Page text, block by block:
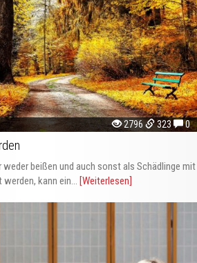
2796 323 0
beißen und auch sonst als Schädlinge mit
kann ein...
[Weiterlesen]